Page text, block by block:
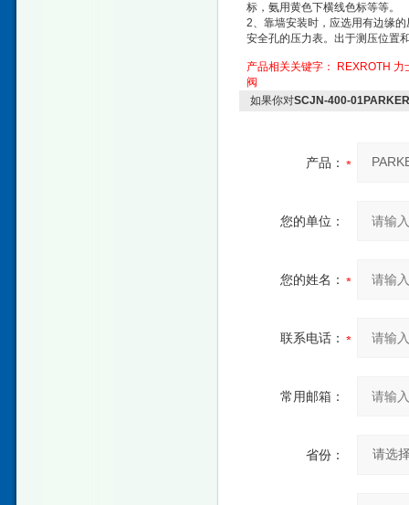
标，氨用黄色下横线色标等等。
2、靠墙安装时，应选用有边缘
安全孔的压力表。出于测压位置
产品相关关键字：
REXROTH 力
阀
如果你对SCJN-400-
产品：
您的单位：
您的姓名：
联系电话：
常用邮箱：
省份：